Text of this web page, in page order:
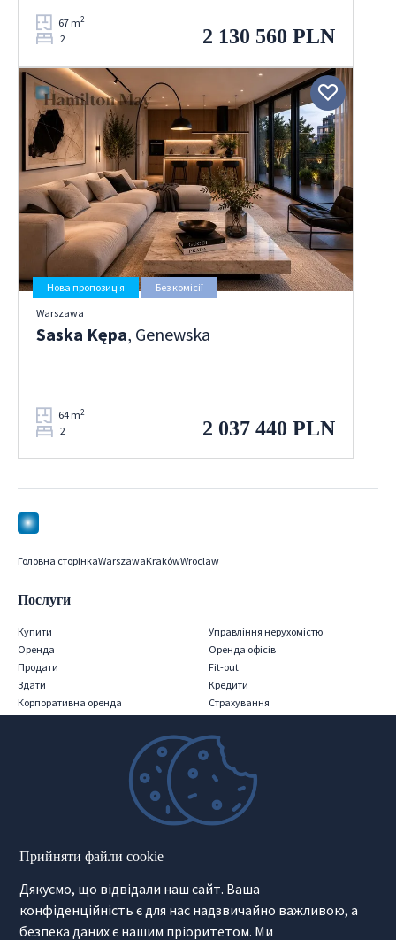
67 m2
2 2 130 560 PLN
Нова пропозиція
Без комісії
Warszawa
Saska Kępa, Genewska
64 m2
2 2 037 440 PLN
Головна сторінкаWarszawaKrakówWroclaw
Послуги
Купити
Оренда
Продати
Здати
Корпоративна оренда
Управління нерухомістю
Оренда офісів
Fit-out
Кредити
Страхування
Послуги для консультантів
Міжнародна нерухомість
Нерухомість Поза Ринком
Інвестиційна нерухомість
Second Home
Готельний оператор
Інформація
Лише в нас
Як ми представляємо вашу
Прийняти файли cookie
Дякуємо, що відвідали наш сайт. Ваша
конфіденційність є для нас надзвичайно важливою, а
безпека даних є нашим пріоритетом. Ми